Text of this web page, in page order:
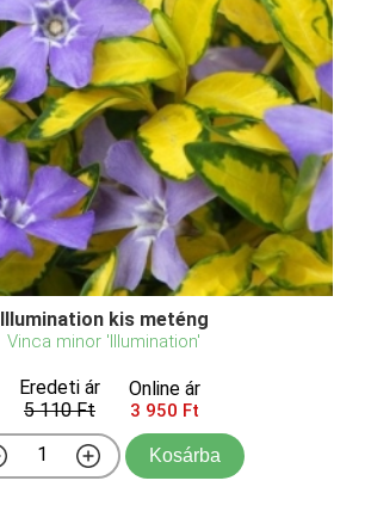
Illumination kis meténg
Vinca minor 'Illumination'
Eredeti ár
5 110 Ft
Online ár
3 950 Ft
Kosárba